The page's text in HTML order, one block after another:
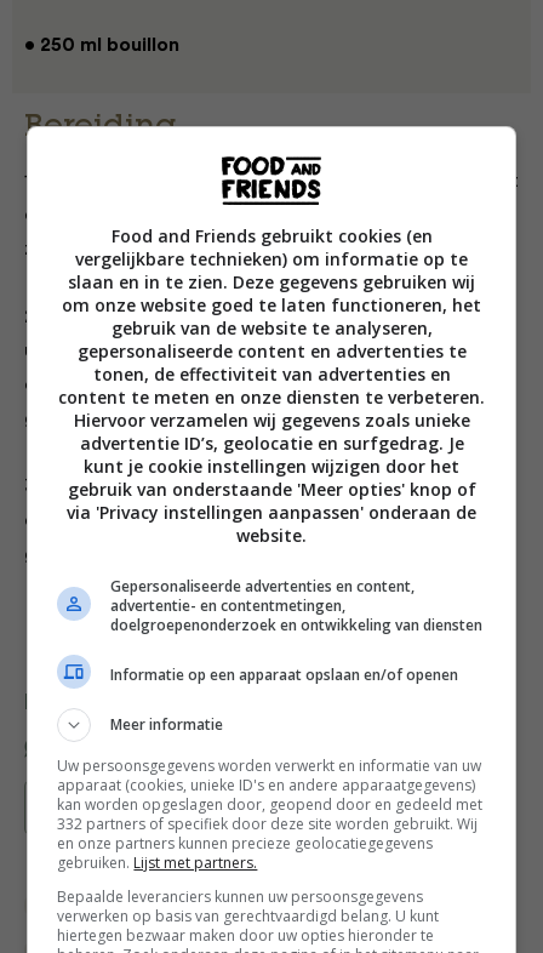
• 250 ml bouillon
Bereiding
1 Verwarm de oven voor op 180 ºC. Bak de uiringen met
de tijm gedurende 5 minuten zacht met de olie totdat
ze licht zijn gekaramelliseerd.
2 Maak in een ovenschaal laagjes van de
ui, knolselderij, pastinaak en knoflook. Giet de bouillon
erbij, dek de ovenschaal af met alufolie en bak het
gerecht 45 minuten in de oven.
3 Verwijder dan de folie en bak nog 30 minuten tot
de bovenkant goudbruin is en alle groente volledig
gaar is.
Bewaar recept
Bewuste keuzes Bijgerecht
Food and Friends gebruikt cookies (en
vergelijkbare technieken) om informatie op te
slaan en in te zien. Deze gegevens gebruiken wij
om onze website goed te laten functioneren, het
gebruik van de website te analyseren,
gepersonaliseerde content en advertenties te
tonen, de effectiviteit van advertenties en
content te meten en onze diensten te verbeteren.
Hiervoor verzamelen wij gegevens zoals unieke
advertentie ID’s, geolocatie en surfgedrag. Je
kunt je cookie instellingen wijzigen door het
gebruik van onderstaande 'Meer opties' knop of
via 'Privacy instellingen aanpassen' onderaan de
website.
Gepersonaliseerde advertenties en content,
advertentie- en contentmetingen,
doelgroepenonderzoek en ontwikkeling van diensten
Informatie op een apparaat opslaan en/of openen
Meer informatie
Uw persoonsgegevens worden verwerkt en informatie van uw
apparaat (cookies, unieke ID's en andere apparaatgegevens)
kan worden opgeslagen door, geopend door en gedeeld met
332 partners of specifiek door deze site worden gebruikt. Wij
en onze partners kunnen precieze geolocatiegegevens
gebruiken. Lijst met partners.
Bepaalde leveranciers kunnen uw persoonsgegevens
verwerken op basis van gerechtvaardigd belang. U kunt
hiertegen bezwaar maken door uw opties hieronder te